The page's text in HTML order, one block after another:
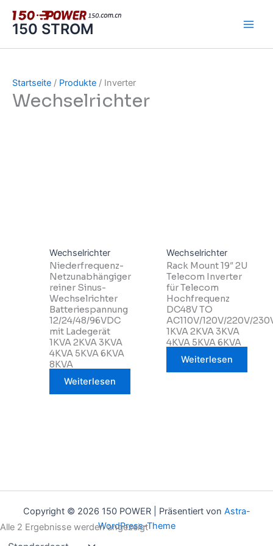
Inhalt
springen
150 STROM
Startseite / Produkte / Inverter
Wechselrichter
Alle 2 Ergebnisse werden angezeigt
Wechselrichter
Niederfrequenz-
Netzunabhängiger
reiner Sinus-
Wechselrichter
Batteriespannung
12/24/48/96VDC
mit Ladegerät
1KVA 2KVA 3KVA
4KVA 5KVA 6KVA
8KVA
Weiterlesen
Wechselrichter
Rack Mount 19″ 2U
Telecom Inverter
für Telecom
Hochfrequenz
DC48V TO
AC110V/120V/220V/
1KVA 2KVA 3KVA
4KVA 5KVA 6KVA
Weiterlesen
Copyright © 2026 150 POWER | Präsentiert von Astra-
WordPress-Theme